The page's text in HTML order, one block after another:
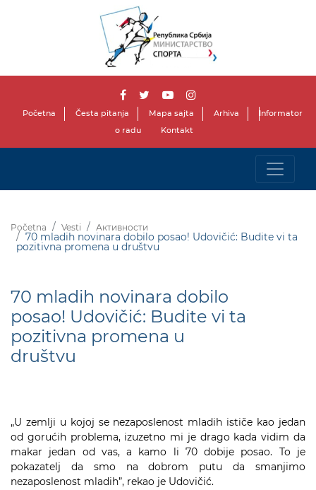
Početna Česta pitanja Mapa sajta Arhiva
Informator
o radu
Kontakt
Početna Vesti Активности
70 mladih novinara dobilo posao! Udovičić: Budite vi ta
pozitivna promena u društvu
70 mladih novinara dobilo
posao! Udovičić: Budite vi ta
pozitivna promena u
društvu
„U zemlji u kojoj se nezaposlenost mladih ističe kao jedan
od gorućih problema, izuzetno mi je drago kada vidim da
makar jedan od vas, a kamo li 70 dobije posao. To je
pokazatelj da smo na dobrom putu da smanjimo
nezaposlenost mladih”, rekao je Udovičić.